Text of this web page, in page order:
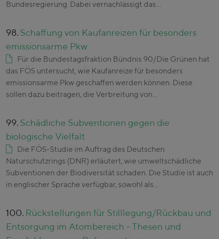
Bundesregierung. Dabei vernachlässigt das…
98. Schaffung von Kaufanreizen für besonders
emissionsarme Pkw
Für die Bundestagsfraktion Bündnis 90/Die Grünen hat
das FÖS untersucht, wie Kaufanreize für besonders
emissionsarme Pkw geschaffen werden können. Diese
sollen dazu beitragen, die Verbreitung von…
99. Schädliche Subventionen gegen die
biologische Vielfalt
Die FÖS-Studie im Auftrag des Deutschen
Naturschutzrings (DNR) erläutert, wie umweltschädliche
Subventionen der Biodiversität schaden. Die Studie ist auch
in englischer Sprache verfügbar, sowohl als…
100. Rückstellungen für Stilllegung/Rückbau und
Entsorgung im Atombereich - Thesen und